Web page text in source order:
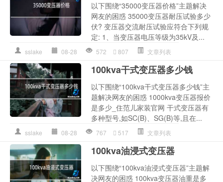
以下围绕“35000变压器价格”主题解决
网友的困惑 35000变压器耐压试验多少
伏? 变压器交流耐压试验应符合下列规
定: 1、当变压器电压等级为35kV及...
sslake 08-28 572 807 文章列表
100kva干式变压器多少钱
以下围绕“100kva干式变压器多少钱”主
题解决网友的困惑 1000kva变压器报价
是多少_住范儿家装官网 干式变压器有
多种型号,如SC(B)、SG(B)等,且在...
sslake 08-28 767 517 文章列表
100kva油浸式变压器
以下围绕“100kva油浸式变压器”主题解
决网友的困惑 100kva变压器油重是多